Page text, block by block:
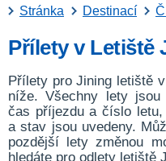
Stránka Destinací
Přílety v Letiště
Přílety pro Jining letiště
níže. Všechny lety jsou
čas příjezdu a číslo
a stav jsou uvedeny.
pozdější lety změnou
hledáte pro odlety letiště